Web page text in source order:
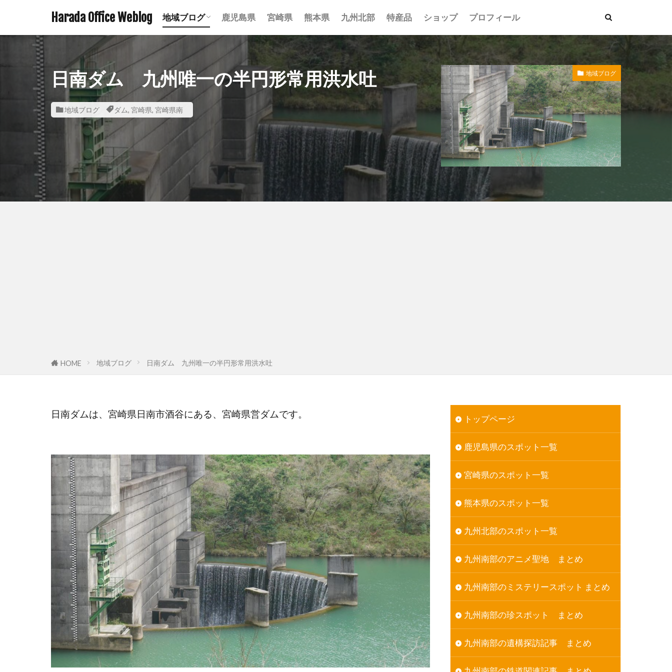
Harada Office Weblog 地域ブログ
アニメ聖地記事 まとめ
ミステリースポット まとめ
珍スポット まとめ
遺構探訪記事 まとめ
鉄道関連記事 まとめ
ダムの記事 まとめ
鹿児島の神社一覧
宮崎の神社一覧
熊本の神社一覧
鹿児島県 宮崎県 熊本県 九州北部 特産品 ショップ プロフィール
日南ダム 九州唯一の半円形常用洪水吐
地域ブログ ダム, 宮崎県, 宮崎県南
地域ブログ
HOME 地域ブログ 日南ダム 九州唯一の半円形常用洪水吐
日南ダムは、宮崎県日南市酒谷にある、宮崎県営ダムです。 トップページ
鹿児島県のスポット一覧
宮崎県のスポット一覧
熊本県のスポット一覧
九州北部のスポット一覧
九州南部のアニメ聖地 まとめ
九州南部のミステリースポット まとめ
九州南部の珍スポット まとめ
九州南部の遺構探訪記事 まとめ